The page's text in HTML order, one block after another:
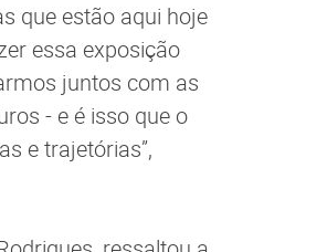
que estão aqui hoje
essa exposição
juntos com as
- e é isso que o
e trajetórias”,